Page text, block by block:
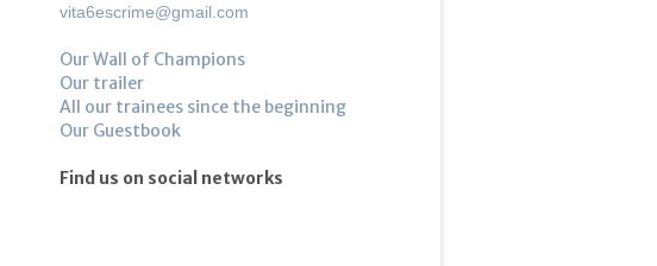
vita6escrime@gmail.com
Our Wall of Champions
Our trailer
All our trainees since the beginning
Our Guestbook
Find us on social networks